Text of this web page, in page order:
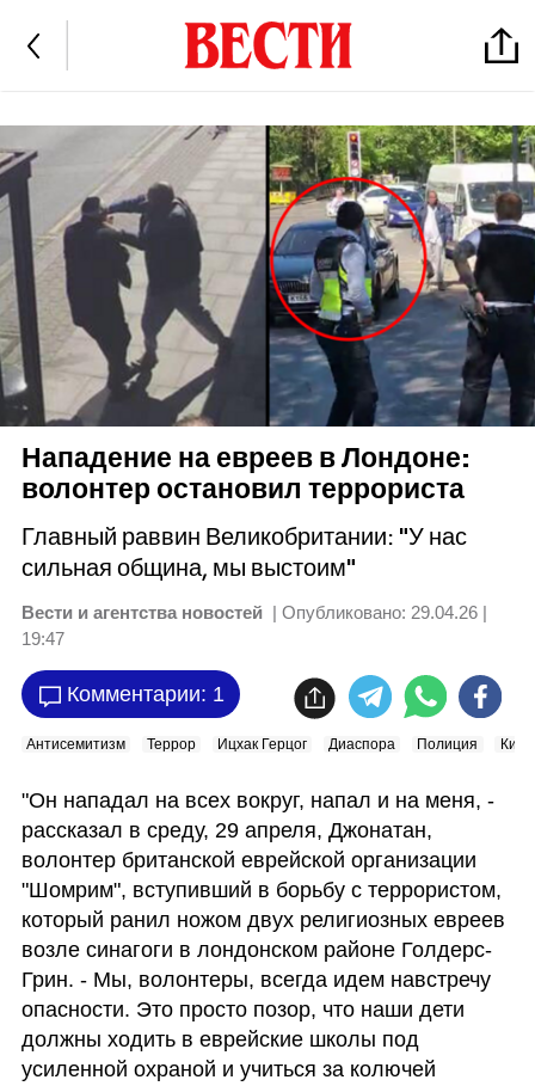
Нападение на евреев в Лондоне:
волонтер остановил террориста
Главный раввин Великобритании: "У нас
сильная община, мы выстоим"
Вести и агентства новостей | Опубликовано: 29.04.26 |
19:47
Комментарии: 1
Антисемитизм Террор Ицхак Герцог Диаспора Полиция Кир
"Он нападал на всех вокруг, напал и на меня, -
рассказал в среду, 29 апреля, Джонатан,
волонтер британской еврейской организации
"Шомрим", вступивший в борьбу с террористом,
который ранил ножом двух религиозных евреев
возле синагоги в лондонском районе Голдерс-
Грин. - Мы, волонтеры, всегда идем навстречу
опасности. Это просто позор, что наши дети
должны ходить в еврейские школы под
усиленной охраной и учиться за колючей